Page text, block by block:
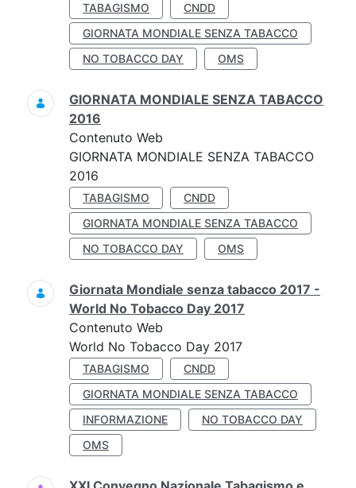
TABAGISMO
CNDD
GIORNATA MONDIALE SENZA TABACCO
NO TOBACCO DAY
OMS
GIORNATA MONDIALE SENZA TABACCO
2016
Contenuto Web
GIORNATA MONDIALE SENZA TABACCO
2016
TABAGISMO
CNDD
GIORNATA MONDIALE SENZA TABACCO
NO TOBACCO DAY
OMS
Giornata Mondiale senza tabacco 2017 -
World No Tobacco Day 2017
Contenuto Web
World No Tobacco Day 2017
TABAGISMO
CNDD
GIORNATA MONDIALE SENZA TABACCO
INFORMAZIONE
NO TOBACCO DAY
OMS